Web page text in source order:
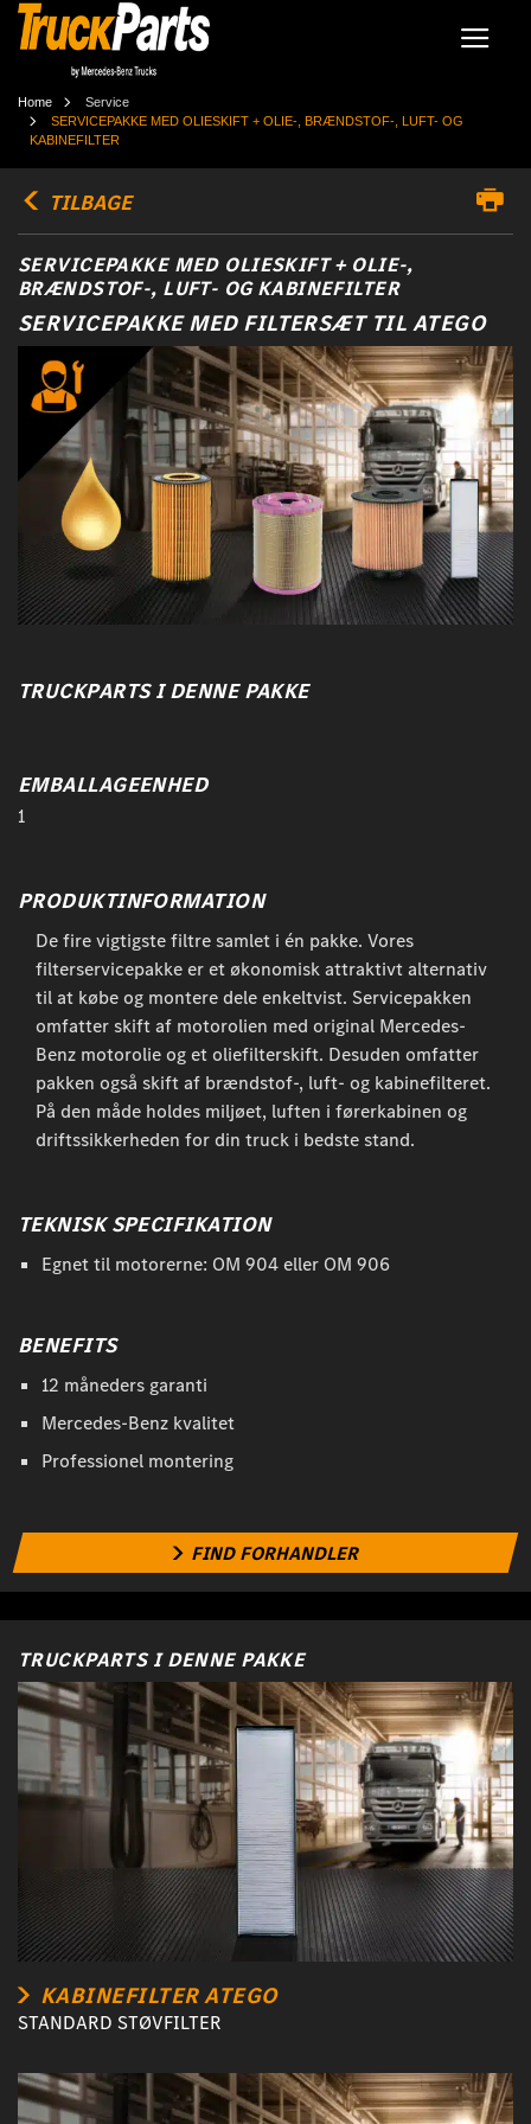
Home
Service
SERVICEPAKKE MED OLIESKIFT + OLIE-, BRÆNDSTOF-, LUFT- OG
KABINEFILTER
TILBAGE
SERVICEPAKKE MED OLIESKIFT + OLIE-,
BRÆNDSTOF-, LUFT- OG KABINEFILTER
SERVICEPAKKE MED FILTERSÆT TIL ATEGO
TRUCKPARTS I DENNE PAKKE
EMBALLAGEENHED
1
PRODUKTINFORMATION
De fire vigtigste filtre samlet i én pakke. Vores
filterservicepakke er et økonomisk attraktivt alternativ
til at købe og montere dele enkeltvist. Servicepakken
omfatter skift af motorolien med original Mercedes-
Benz motorolie og et oliefilterskift. Desuden omfatter
pakken også skift af brændstof-, luft- og kabinefilteret.
På den måde holdes miljøet, luften i førerkabinen og
driftssikkerheden for din truck i bedste stand.
TEKNISK SPECIFIKATION
Egnet til motorerne: OM 904 eller OM 906
BENEFITS
12 måneders garanti
Mercedes-Benz kvalitet
Professionel montering
FIND FORHANDLER
TRUCKPARTS I DENNE PAKKE
KABINEFILTER ATEGO
STANDARD STØVFILTER